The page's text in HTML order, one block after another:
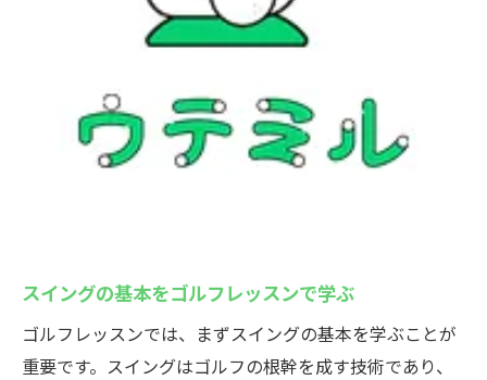
スイングの基本をゴルフレッスンで学ぶ
ゴルフレッスンでは、まずスイングの基本を学ぶことが
重要です。スイングはゴルフの根幹を成す技術であり、